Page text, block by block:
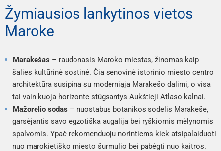
Žymiausios lankytinos vietos
Maroke
Marakešas – raudonasis Maroko miestas, žinomas kaip
šalies kultūrinė sostinė. Čia senovinė istorinio miesto centro
architektūra susipina su moderniąja Marakešo dalimi, o visa
tai vainikuoja horizonte stūgsantys Aukštieji Atlaso kalnai.
Mažorelio sodas – nuostabus botanikos sodelis Marakeše,
garsėjantis savo egzotiška augalija bei ryškiomis mėlynomis
spalvomis. Ypač rekomenduoju norintiems kiek atsipalaiduoti
nuo marokietiško miesto šurmulio bei pabėgti nuo kaitros.